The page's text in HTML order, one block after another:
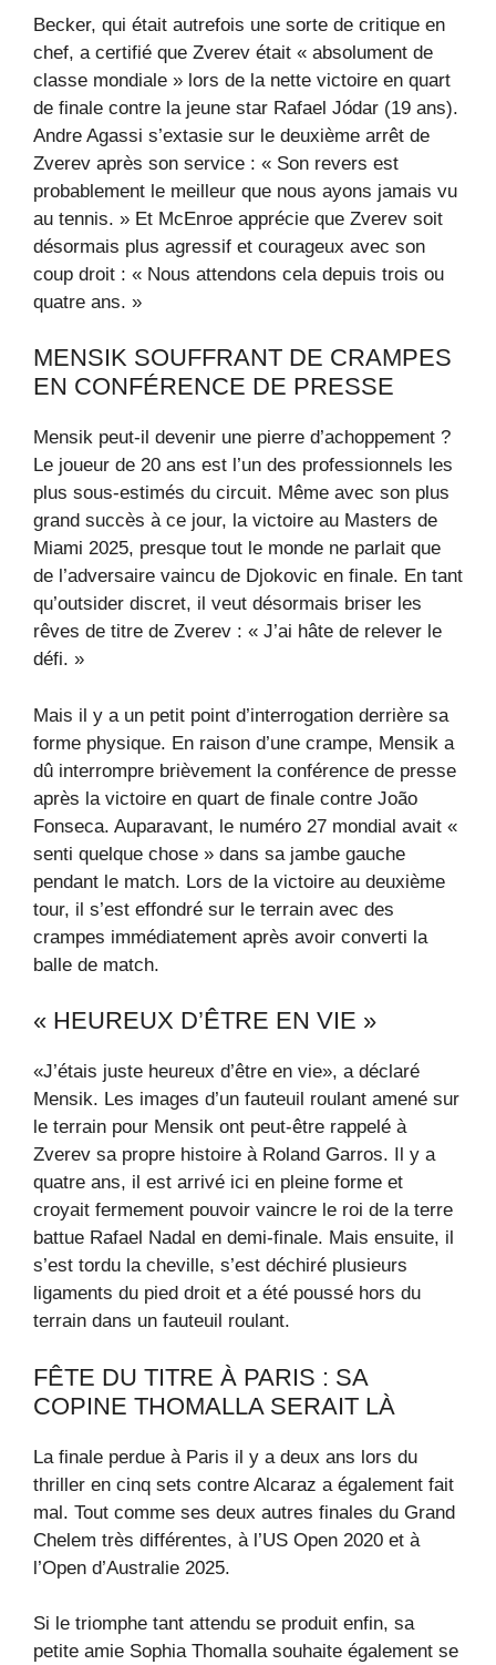
Becker, qui était autrefois une sorte de critique en
chef, a certifié que Zverev était « absolument de
classe mondiale » lors de la nette victoire en quart
de finale contre la jeune star Rafael Jódar (19 ans).
Andre Agassi s’extasie sur le deuxième arrêt de
Zverev après son service : « Son revers est
probablement le meilleur que nous ayons jamais vu
au tennis. » Et McEnroe apprécie que Zverev soit
désormais plus agressif et courageux avec son
coup droit : « Nous attendons cela depuis trois ou
quatre ans. »
MENSIK SOUFFRANT DE CRAMPES
EN CONFÉRENCE DE PRESSE
Mensik peut-il devenir une pierre d’achoppement ?
Le joueur de 20 ans est l’un des professionnels les
plus sous-estimés du circuit. Même avec son plus
grand succès à ce jour, la victoire au Masters de
Miami 2025, presque tout le monde ne parlait que
de l’adversaire vaincu de Djokovic en finale. En tant
qu’outsider discret, il veut désormais briser les
rêves de titre de Zverev : « J’ai hâte de relever le
défi. »
Mais il y a un petit point d’interrogation derrière sa
forme physique. En raison d’une crampe, Mensik a
dû interrompre brièvement la conférence de presse
après la victoire en quart de finale contre João
Fonseca. Auparavant, le numéro 27 mondial avait «
senti quelque chose » dans sa jambe gauche
pendant le match. Lors de la victoire au deuxième
tour, il s’est effondré sur le terrain avec des
crampes immédiatement après avoir converti la
balle de match.
« HEUREUX D’ÊTRE EN VIE »
«J’étais juste heureux d’être en vie», a déclaré
Mensik. Les images d’un fauteuil roulant amené sur
le terrain pour Mensik ont ​​peut-être rappelé à
Zverev sa propre histoire à Roland Garros. Il y a
quatre ans, il est arrivé ici en pleine forme et
croyait fermement pouvoir vaincre le roi de la terre
battue Rafael Nadal en demi-finale. Mais ensuite, il
s’est tordu la cheville, s’est déchiré plusieurs
ligaments du pied droit et a été poussé hors du
terrain dans un fauteuil roulant.
FÊTE DU TITRE À PARIS : SA
COPINE THOMALLA SERAIT LÀ
La finale perdue à Paris il y a deux ans lors du
thriller en cinq sets contre Alcaraz a également fait
mal. Tout comme ses deux autres finales du Grand
Chelem très différentes, à l’US Open 2020 et à
l’Open d’Australie 2025.
Si le triomphe tant attendu se produit enfin, sa
petite amie Sophia Thomalla souhaite également se